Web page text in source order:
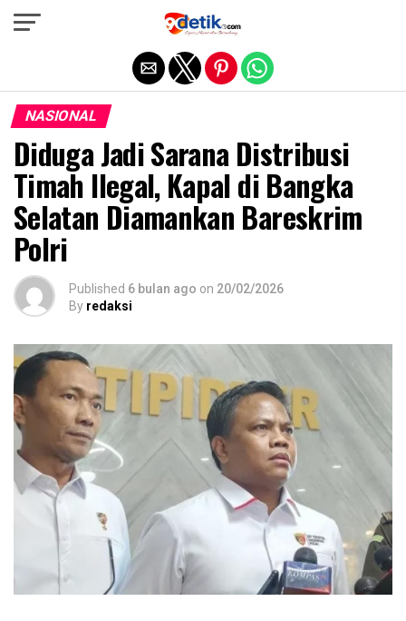
NASIONAL
Diduga Jadi Sarana Distribusi
Timah Ilegal, Kapal di Bangka
Selatan Diamankan Bareskrim
Polri
Published 6 bulan ago on 20/02/2026
By redaksi
Exit mobile version